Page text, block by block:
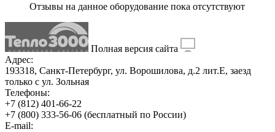
Отзывы на данное оборудование пока отсутствуют
Полная версия сайта
Адрес:
193318, Санкт-Петербург, ул. Ворошилова, д.2 лит.Е, заезд
только с ул. Зольная
Телефоны:
+7 (812) 401-66-22
+7 (800) 333-56-06 (бесплатный по России)
E-mail: